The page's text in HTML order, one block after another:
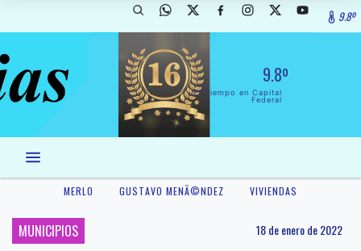
9.8º
9.8º
El Tiempo en Capital
Federal
MERLO GUSTAVO MENÃ©NDEZ VIVIENDAS
MUNICIPIOS 18 de enero de 2022